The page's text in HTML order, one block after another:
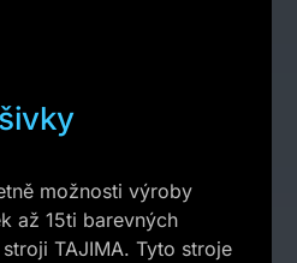
možnosti výroby
až 15ti barevných
TAJIMA. Tyto stroje